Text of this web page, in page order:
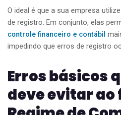
O ideal é que a sua empresa
de registro. Em conjunto, elas
controle financeiro e contábil
impedindo que erros de registro
Erros básicos
deve evitar ao